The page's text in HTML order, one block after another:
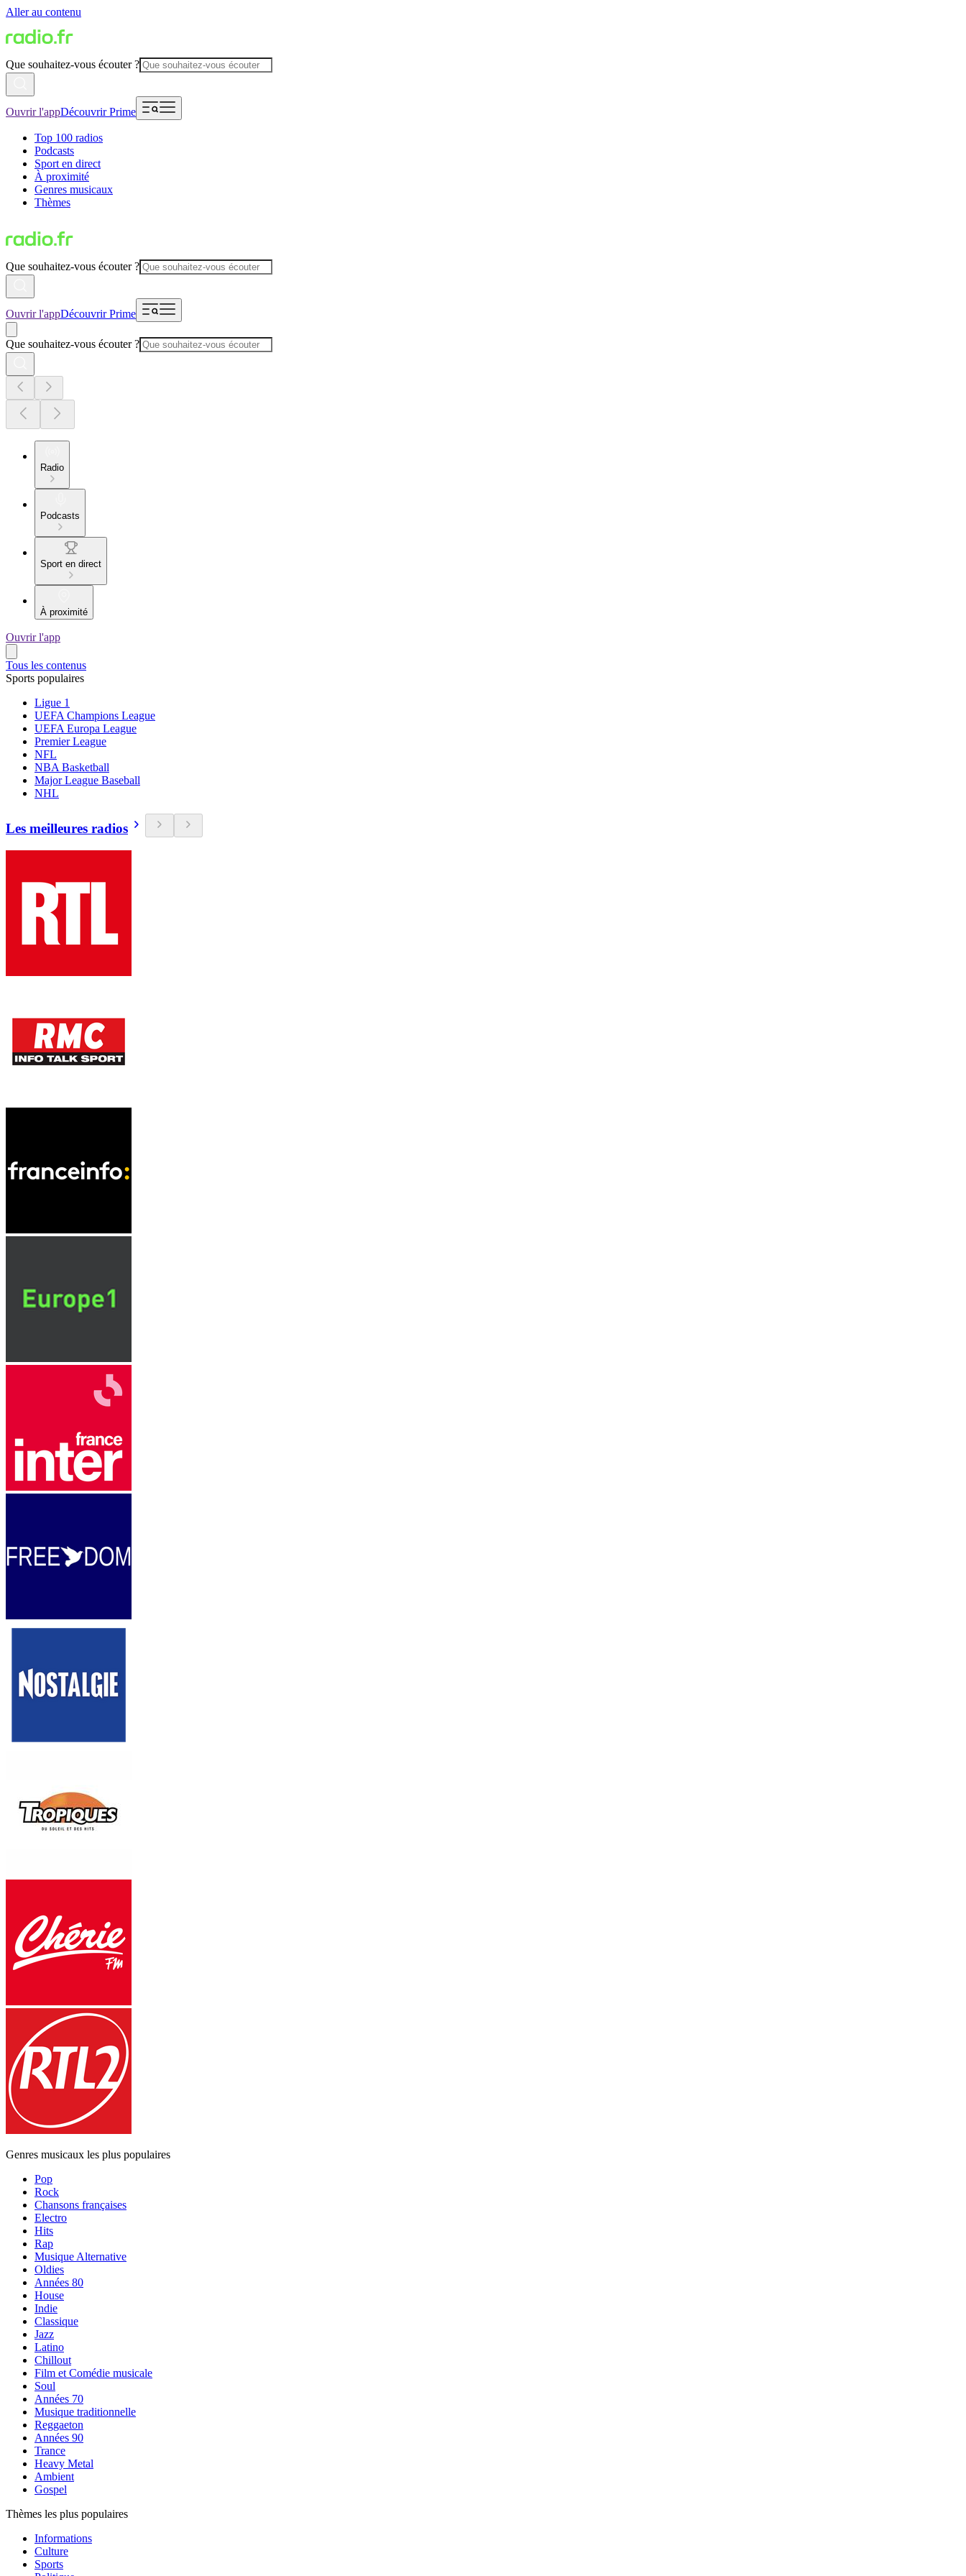
Aller au contenu
Que souhaitez-vous écouter ?
Ouvrir l'appDécouvrir Prime
Top 100 radios
Podcasts
Sport en direct
À proximité
Genres musicaux
Thèmes
Que souhaitez-vous écouter ?
Ouvrir l'appDécouvrir Prime
Que souhaitez-vous écouter ?
Radio
Podcasts
Sport en direct
À proximité
Ouvrir l'app
Tous les contenus
Sports populaires
Ligue 1
UEFA Champions League
UEFA Europa League
Premier League
NFL
NBA Basketball
Major League Baseball
NHL
Les meilleures radios
Genres musicaux les plus populaires
Pop
Rock
Chansons françaises
Electro
Hits
Rap
Musique Alternative
Oldies
Années 80
House
Indie
Classique
Jazz
Latino
Chillout
Film et Comédie musicale
Soul
Années 70
Musique traditionnelle
Reggaeton
Années 90
Trance
Heavy Metal
Ambient
Gospel
Thèmes les plus populaires
Informations
Culture
Sports